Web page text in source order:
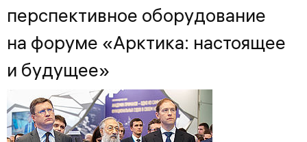
перспективное оборудование
на форуме «Арктика: настоящее
и будущее»